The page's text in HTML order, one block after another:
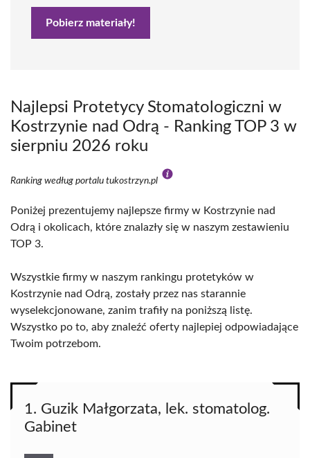
Pobierz materiały!
Najlepsi Protetycy Stomatologiczni w
Kostrzynie nad Odrą - Ranking TOP 3 w
sierpniu 2026 roku
Ranking według portalu tukostrzyn.pl
Poniżej prezentujemy najlepsze firmy w Kostrzynie nad
Odrą i okolicach, które znalazły się w naszym zestawieniu
TOP 3.
Wszystkie firmy w naszym rankingu protetyków w
Kostrzynie nad Odrą, zostały przez nas starannie
wyselekcjonowane, zanim trafiły na poniższą listę.
Wszystko po to, aby znaleźć oferty najlepiej odpowiadające
Twoim potrzebom.
1. Guzik Małgorzata, lek. stomatolog.
Gabinet